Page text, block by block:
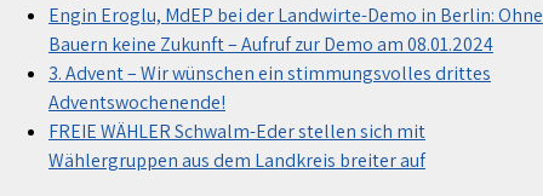
Engin Eroglu, MdEP bei der Landwirte-Demo in Berlin: Ohne
Bauern keine Zukunft – Aufruf zur Demo am 08.01.2024
3. Advent – Wir wünschen ein stimmungsvolles drittes
Adventswochenende!
FREIE WÄHLER Schwalm-Eder stellen sich mit
Wählergruppen aus dem Landkreis breiter auf